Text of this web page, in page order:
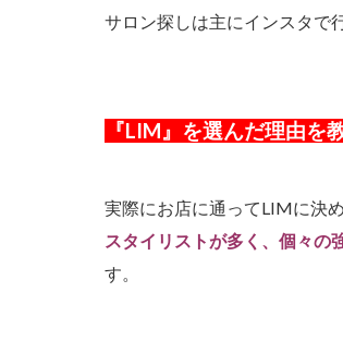
サロン探しは主にインスタで
『LIM』を選んだ理由を
実際にお店に通ってLIMに決め
スタイリストが多く、個々の
す。